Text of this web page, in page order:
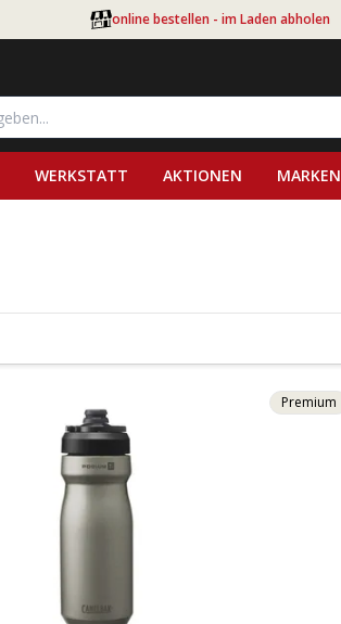
online bestellen - im Laden abholen
WERKSTATT AKTIONEN MARKEN
Premium